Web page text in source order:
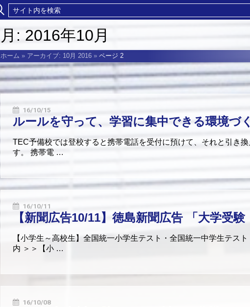
月: 2016年10月
ホーム » アーカイブ: 10月 2016 » ページ 2
16/10/15
ルールを守って、学習に集中できる環境づ
TEC予備校では登校すると携帯電話を受付に預けて、それと引き
す。 携帯電 …
16/10/11
【新聞広告10/11】徳島新聞広告 「大学受
【小学生～高校生】全国統一小学生テスト・全国統一中学生テス
内 ＞＞【小 …
16/10/08